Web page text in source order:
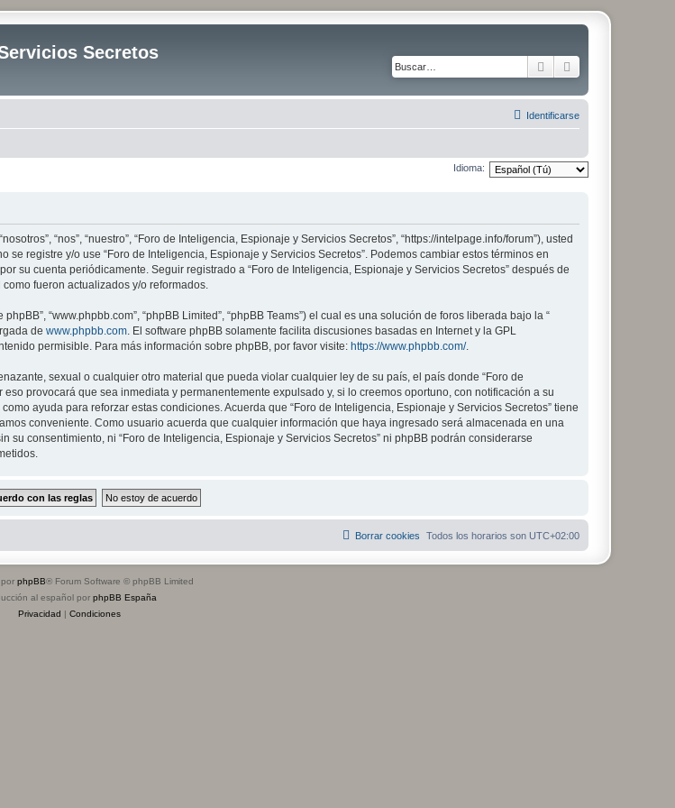
Secretos
Buscar
Identificarse
Idioma:
“nos”, “nuestro”, “Foro de Inteligencia, Espionaje y Servicios Secretos”, “https://intelpage.info/forum”), usted
registre y/o use “Foro de Inteligencia, Espionaje y Servicios Secretos”. Podemos cambiar estos términos en
su cuenta periódicamente. Seguir registrado a “Foro de Inteligencia, Espionaje y Servicios Secretos” después de
fueron actualizados y/o reformados.
“www.phpbb.com”, “phpBB Limited”, “phpBB Teams”) el cual es una solución de foros liberada bajo la “
de www.phpbb.com. El software phpBB solamente facilita discusiones basadas en Internet y la GPL
permisible. Para más información sobre phpBB, por favor visite: https://www.phpbb.com/.
sexual o cualquier otro material que pueda violar cualquier ley de su país, el país donde “Foro de
provocará que sea inmediata y permanentemente expulsado y, si lo creemos oportuno, con notificación a su
ayuda para reforzar estas condiciones. Acuerda que “Foro de Inteligencia, Espionaje y Servicios Secretos” tiene
conveniente. Como usuario acuerda que cualquier información que haya ingresado será almacenada en una
consentimiento, ni “Foro de Inteligencia, Espionaje y Servicios Secretos” ni phpBB podrán considerarse
Todos los horarios son UTC+02:00
Borrar cookies
phpBB® Forum Software © phpBB Limited
al español por phpBB España
Privacidad | Condiciones